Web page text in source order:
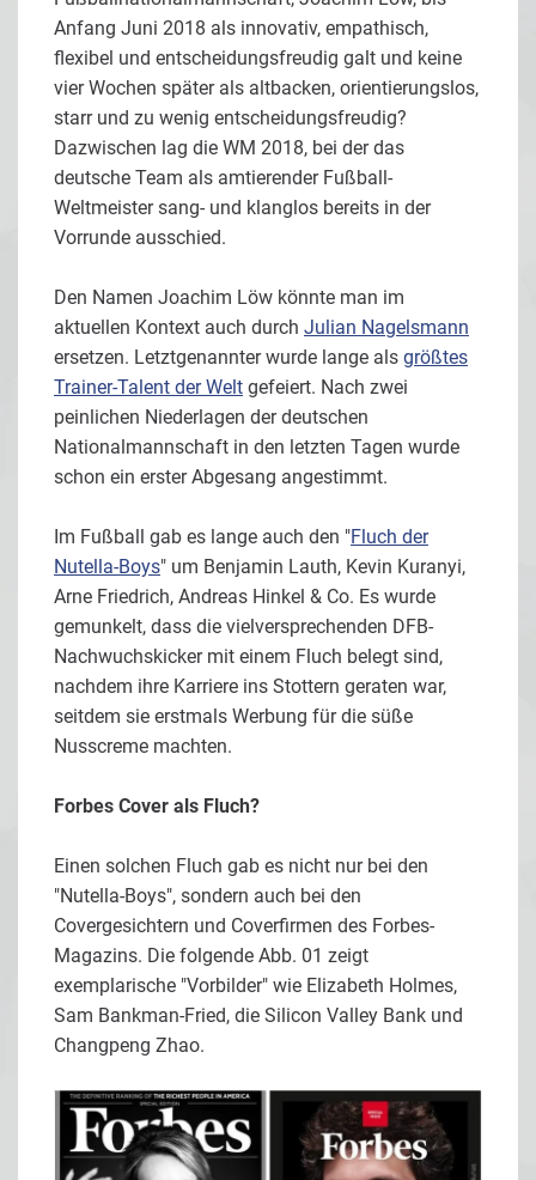
Anfang Juni 2018 als innovativ, empathisch,
flexibel und entscheidungsfreudig galt und keine
vier Wochen später als altbacken, orientierungslos,
starr und zu wenig entscheidungsfreudig?
Dazwischen lag die WM 2018, bei der das
deutsche Team als amtierender Fußball-
Weltmeister sang- und klanglos bereits in der
Vorrunde ausschied.
Den Namen Joachim Löw könnte man im
aktuellen Kontext auch durch Julian Nagelsmann
ersetzen. Letztgenannter wurde lange als größtes
Trainer-Talent der Welt gefeiert. Nach zwei
peinlichen Niederlagen der deutschen
Nationalmannschaft in den letzten Tagen wurde
schon ein erster Abgesang angestimmt.
Im Fußball gab es lange auch den "Fluch der
Nutella-Boys" um Benjamin Lauth, Kevin Kuranyi,
Arne Friedrich, Andreas Hinkel & Co. Es wurde
gemunkelt, dass die vielversprechenden DFB-
Nachwuchskicker mit einem Fluch belegt sind,
nachdem ihre Karriere ins Stottern geraten war,
seitdem sie erstmals Werbung für die süße
Nusscreme machten.
Forbes Cover als Fluch?
Einen solchen Fluch gab es nicht nur bei den
"Nutella-Boys", sondern auch bei den
Covergesichtern und Coverfirmen des Forbes-
Magazins. Die folgende Abb. 01 zeigt
exemplarische "Vorbilder" wie Elizabeth Holmes,
Sam Bankman-Fried, die Silicon Valley Bank und
Changpeng Zhao.